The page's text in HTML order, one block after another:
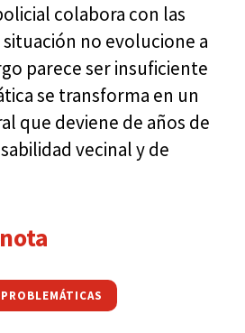
colabora con las
no evolucione a
parece ser insuficiente
se transforma en un
que deviene de años de
vecinal y de
PROBLEMÁTICAS